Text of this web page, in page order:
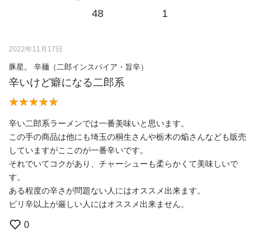
48 1
2022年11月17日
豚星。 辛麺（二郎インスパイア・旨辛）
辛いけど癖になる二郎系
辛い二郎系ラーメンでは一番美味いと思います。
この手の商品は他にも埼玉の桐生さんや栃木の焔さんなども販売
していますがここのが一番辛いです。
それでいてコクがあり、チャーシューも柔らかくて美味しいで
す。
ある程度の辛さが問題ない人にはオススメ出来ます。
ピリ辛以上が厳しい人にはオススメ出来ません。
0